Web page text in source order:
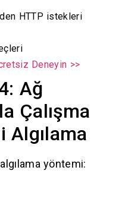
HTTP istekleri
Deneyin >>
Ağ
Çalışma
Algılama
yöntemi: